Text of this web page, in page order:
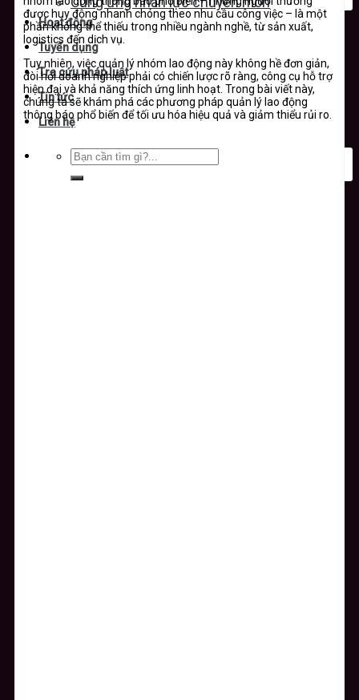
Hoạt động
Tuyển dụng
Tra cứu pháp luật
Tin tức
Liên hệ
được huy động nhanh chóng theo nhu cầu công việc – là một
phần không thể thiếu trong nhiều ngành nghề, từ sản xuất,
logistics đến dịch vụ.
Tuy nhiên, việc quản lý nhóm lao động này không hề đơn giản,
đòi hỏi doanh nghiệp phải có chiến lược rõ ràng, công cụ hỗ trợ
hiện đại và khả năng thích ứng linh hoạt. Trong bài viết này,
chúng ta sẽ khám phá các phương pháp quản lý lao động
thông báo phổ biến để tối ưu hóa hiệu quả và giảm thiểu rủi ro.